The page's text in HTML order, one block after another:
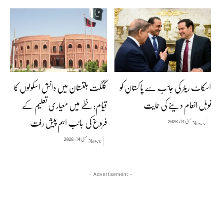
اسکاٹ ریٹر کی جانب سے پاکستان کو
نوبل انعام دینے کی حمایت
Newsمئی 14, 2026
گلگت بلتستان میں دانش اسکولوں کا
قیام: خطے میں معیاری تعلیم کے
فروغ کی جانب اہم پیش رفت
Newsمئی 14, 2026
- Advertisement -